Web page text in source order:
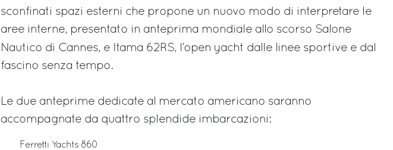
sconfinati spazi esterni che propone un nuovo modo di interpretare le
aree interne, presentato in anteprima mondiale allo scorso Salone
Nautico di Cannes, e Itama 62RS, l’open yacht dalle linee sportive e dal
fascino senza tempo.
Le due anteprime dedicate al mercato americano saranno
accompagnate da quattro splendide imbarcazioni:
Ferretti Yachts 860